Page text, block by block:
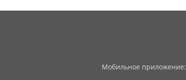
Мобильное приложение: